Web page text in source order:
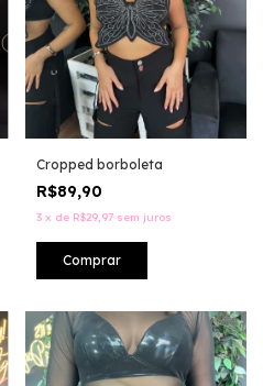
Cropped borboleta
R$89,90
3 x de R$29,97 sem juros